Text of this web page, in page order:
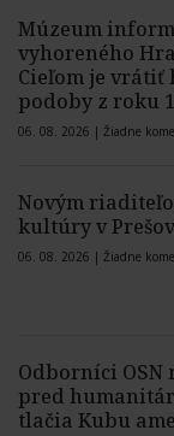
Múzeum
vyhoreného
Cieľom je vrátiť
podoby z roku
06. 08. 2026 | Žiadne
Novým
kultúry v
06. 08. 2026 | Žiadne
Odborníci
pred
tlačia Kubu